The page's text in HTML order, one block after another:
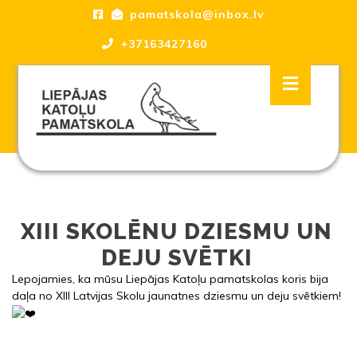
pamatskola@inbox.lv
+37163427160
Open
XIII SKOLĒNU DZIESMU UN
DEJU SVĒTKI
Lepojamies, ka mūsu Liepājas Katoļu pamatskolas koris bija
daļa no XIII Latvijas Skolu jaunatnes dziesmu un deju svētkiem!